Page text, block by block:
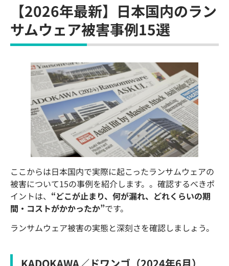
【2026年最新】日本国内のラン
サムウェア被害事例15選
ここからは日本国内で実際に起こったランサムウェアの
被害について15の事例を紹介します。。確認するべきポ
イントは、 “どこが止まり、何が漏れ、どれくらいの期
間・コストがかかったか”です。
ランサムウェア被害の実態と深刻さを確認しましょう。